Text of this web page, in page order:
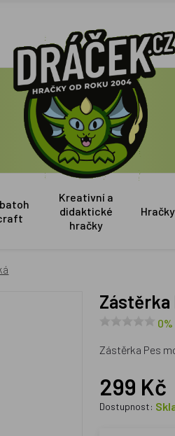
Kreativní a
didaktické
hračky
Hračky
0%
Zástěrka Pes
299 Kč
Dostupnost: